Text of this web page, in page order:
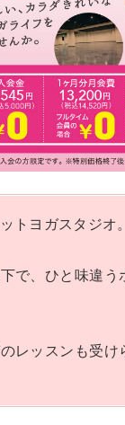
トヨガスタジオ。
で、ひと味違う
レッスンも受け